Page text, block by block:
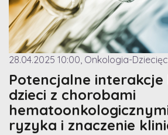
28.04.2025 10:00, Onkologia-
Potencjalne interakcje
dzieci z chorobami
ryzyka i znaczenie